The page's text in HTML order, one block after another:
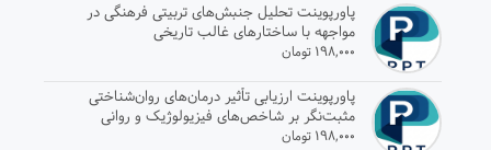
پاورپوینت تحلیل جنبش‌های تربیتی فرهنگی در
مواجهه با ساختارهای غالب تاریخی
۱۹۸,۰۰۰ تومان
پاورپوینت ارزیابی تأثیر درمان‌های روان‌شناختی
مثبت‌نگر بر شاخص‌های فیزیولوژیک و روانی
۱۹۸,۰۰۰ تومان